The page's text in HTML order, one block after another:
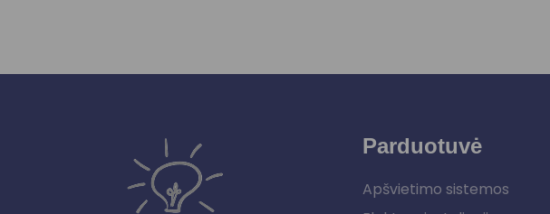
Parduotuvė
Apšvietimo sistemos